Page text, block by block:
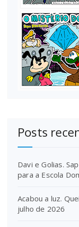
Posts
Davi e Golias.
para a Escola
Acabou a luz.
julho de 2026